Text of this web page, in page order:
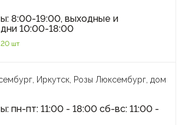
8:00-19:00, выходные и
10:00-18:00
20 шт
Иркутск, Розы Люксембург, дом
пн-пт: 11:00 - 18:00 сб-вс: 11:00 -